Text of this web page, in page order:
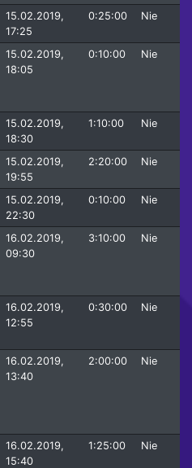
15.02.2019,
17:25
0:25:00 Nie
15.02.2019,
18:05
0:10:00 Nie
15.02.2019,
18:30
1:10:00 Nie
15.02.2019,
19:55
2:20:00 Nie
15.02.2019,
22:30
0:10:00 Nie
16.02.2019,
09:30
3:10:00 Nie
16.02.2019,
12:55
0:30:00 Nie
16.02.2019,
13:40
2:00:00 Nie
16.02.2019,
15:40
1:25:00 Nie